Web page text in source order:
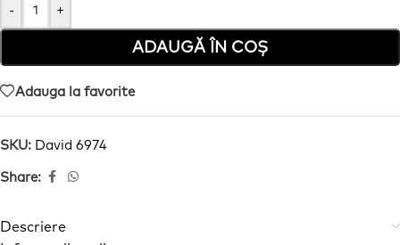
- +
ADAUGĂ ÎN COȘ
Adauga la favorite
SKU: David 6974
Share:
Descriere